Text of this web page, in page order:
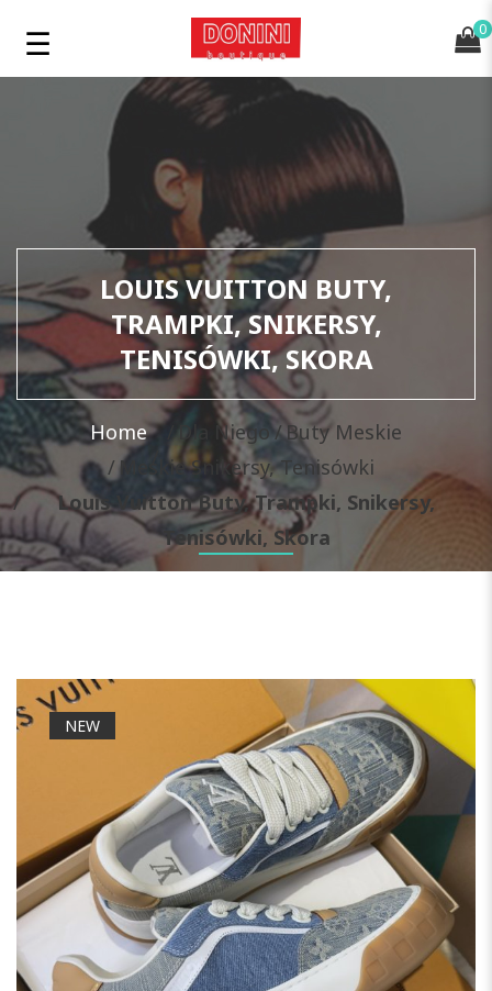
0
LOUIS VUITTON BUTY,
TRAMPKI, SNIKERSY,
TENISÓWKI, SKORA
Home Dla Niego Buty Meskie
Meskie Snikersy, Tenisówki
Louis Vuitton Buty, Trampki, Snikersy,
Tenisówki, Skora
NEW